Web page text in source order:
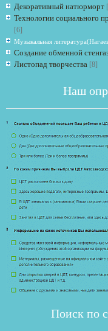
Декоративный натюрморт
Технологии социального
[6]
Музыкальная
Создание обменной
Листопад творчества [8]
Наш
Поиск по